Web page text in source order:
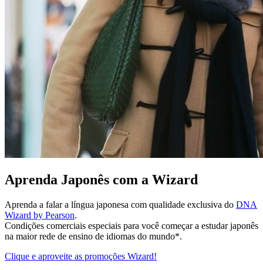
Aprenda Japonês com a Wizard
Aprenda a falar a língua japonesa com qualidade exclusiva do DNA
Wizard by Pearson.
Condições comerciais especiais para você começar a estudar japonês
na maior rede de ensino de idiomas do mundo*.
Clique e aproveite as promoções Wizard!